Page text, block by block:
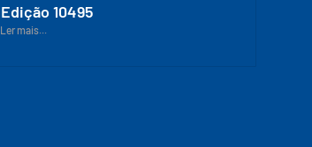
Edição 10495
Ler mais...